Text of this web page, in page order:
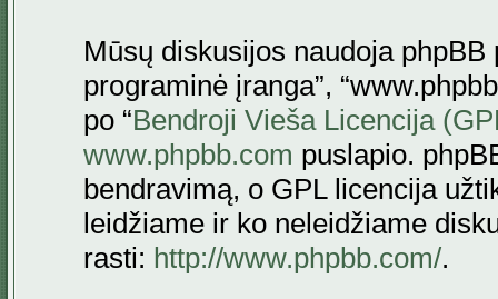
Mūsų diskusijos naudoja phpBB
programinė įranga”,
po “Bendroji Vieša Licencija
www.phpbb.com puslapio.
bendravimą, o GPL licencija
leidžiame ir ko neleidžiame
rasti: http://www.phpbb.com/.